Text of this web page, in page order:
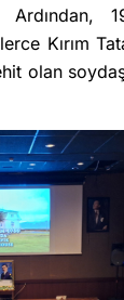
Ardından,
Kırım
olan